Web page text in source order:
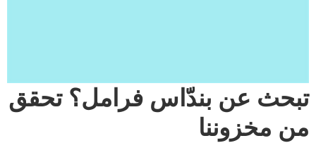
تبحث عن بندّاس فرامل؟ تحقق
من مخزوننا